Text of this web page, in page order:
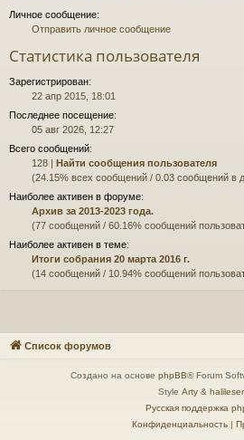
Личное сообщение:
Отправить личное сообщение
Статистика пользователя
Зарегистрирован:
22 апр 2015, 18:01
Последнее посещение:
05 авг 2026, 12:27
Всего сообщений:
128 |
Найти сообщения пользователя
(24.15% всех сообщений / 0.03 сообщений в
Наиболее активен в форуме:
Архив за 2013-2023 года.
(77 сообщений / 60.16% сообщений
Наиболее активен в теме:
Итоги собрания 20 марта 2016 г.
(14 сообщений / 10.94% сообщений
Список форумов
Создано на основе phpBB® Forum
Style Arty &
Русская поддержка
Конфиденциальность|